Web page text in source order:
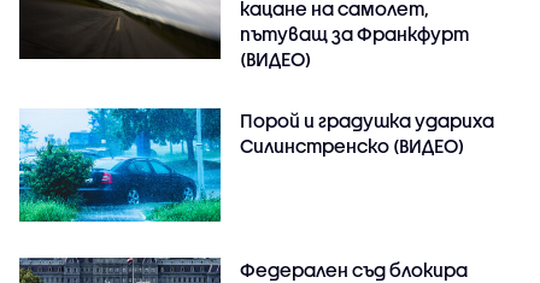
кацане на самолет,
пътуващ за Франкфурт
(ВИДЕО)
Порой и градушка удариха
Силинстренско (ВИДЕО)
Федерален съд блокира